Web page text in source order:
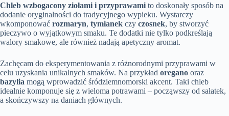
Chleb wzbogacony ziołami i przyprawami to doskonały sposób na
dodanie oryginalności do tradycyjnego wypieku. Wystarczy
wkomponować rozmaryn, tymianek czy czosnek, by stworzyć
pieczywo o wyjątkowym smaku. Te dodatki nie tylko podkreślają
walory smakowe, ale również nadają apetyczny aromat.
Zachęcam do eksperymentowania z różnorodnymi przyprawami w
celu uzyskania unikalnych smaków. Na przykład oregano oraz
bazylia mogą wprowadzić śródziemnomorski akcent. Taki chleb
idealnie komponuje się z wieloma potrawami – począwszy od sałatek,
a skończywszy na daniach głównych.